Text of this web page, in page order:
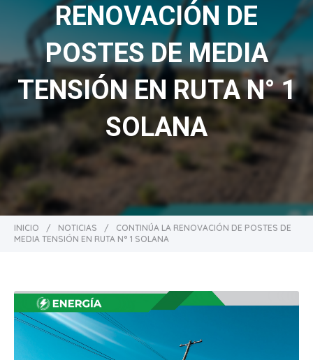
RENOVACIÓN DE
POSTES DE MEDIA
TENSIÓN EN RUTA N° 1
SOLANA
INICIO / NOTICIAS /
CONTINÚA LA RENOVACIÓN DE POSTES DE
MEDIA TENSIÓN EN RUTA N° 1 SOLANA